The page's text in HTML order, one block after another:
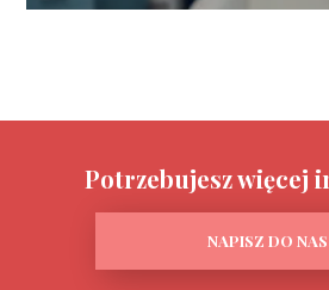
Potrzebujesz więcej
NAPISZ DO NAS